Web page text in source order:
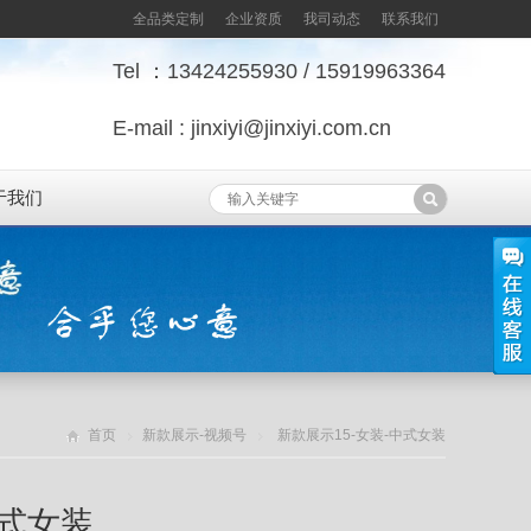
全品类定制 企业资质 我司动态 联系我们
Tel ：13424255930 / 15919963364
E-mail : jinxiyi@jinxiyi.com.cn
我们
首页 新款展示-视频号 新款展示15-女装-中式女装
女装